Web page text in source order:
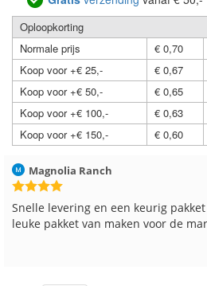
Oploopkorting
Normale prijs
€ 0,70
Koop voor +€ 25,-
€ 0,67
Koop voor +€ 50,-
€ 0,65
Koop voor +€ 100,-
€ 0,63
Koop voor +€ 150,-
€ 0,60
Hilde uit Loyers
Reeds meerdere keren breigaren en
besteld, altijd heel tevreden over de